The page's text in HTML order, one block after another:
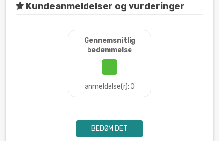
Kundeanmeldelser og vurderinger
Gennemsnitlig
bedømmelse
anmeldelse(r): 0
BEDØM DET